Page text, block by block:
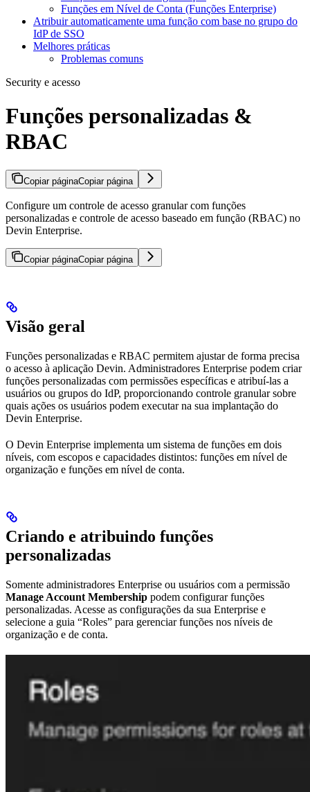
Funções em Nível de Conta (Funções Enterprise)
Atribuir automaticamente uma função com base no grupo do
IdP de SSO
Melhores práticas
Problemas comuns
Security e acesso
Funções personalizadas &
RBAC
Copiar páginaCopiar página
Configure um controle de acesso granular com funções
personalizadas e controle de acesso baseado em função (RBAC) no
Devin Enterprise.
Copiar páginaCopiar página
Visão geral
Funções personalizadas e RBAC permitem ajustar de forma precisa
o acesso à aplicação Devin. Administradores Enterprise podem criar
funções personalizadas com permissões específicas e atribuí-las a
usuários ou grupos do IdP, proporcionando controle granular sobre
quais ações os usuários podem executar na sua implantação do
Devin Enterprise.
O Devin Enterprise implementa um sistema de funções em dois
níveis, com escopos e capacidades distintos: funções em nível de
organização e funções em nível de conta.
Criando e atribuindo funções
personalizadas
Somente administradores Enterprise ou usuários com a permissão
Manage Account Membership podem configurar funções
personalizadas. Acesse as configurações da sua Enterprise e
selecione a guia “Roles” para gerenciar funções nos níveis de
organização e de conta.